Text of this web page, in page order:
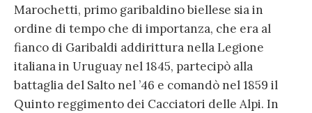
Marochetti, primo garibaldino biellese sia in
ordine di tempo che di importanza, che era al
fianco di Garibaldi addirittura nella Legione
italiana in Uruguay nel 1845, partecipò alla
battaglia del Salto nel ’46 e comandò nel 1859 il
Quinto reggimento dei Cacciatori delle Alpi. In